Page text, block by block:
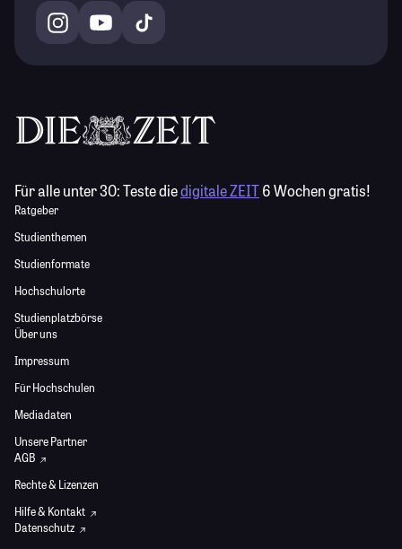
Für alle unter 30:Teste diedigitale ZEIT6 Wochen gratis!
Ratgeber
Studienthemen
Studienformate
Hochschulorte
Studienplatzbörse
Über uns
Impressum
Für Hochschulen
Mediadaten
Unsere Partner
AGB
Rechte & Lizenzen
Hilfe & Kontakt
Datenschutz